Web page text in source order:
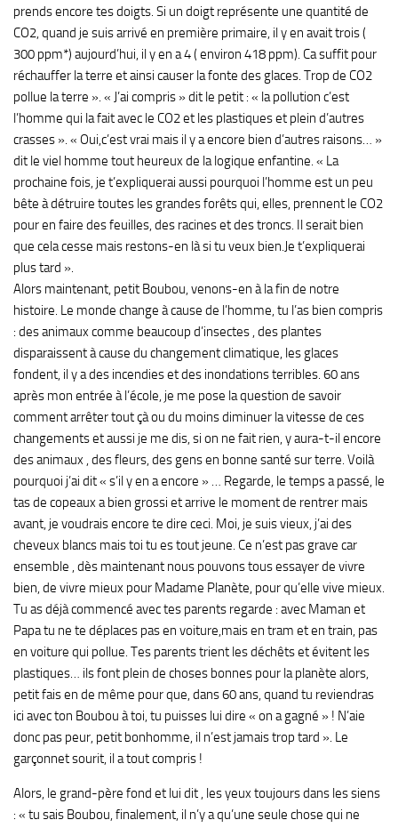
prends encore tes doigts. Si un doigt représente une quantité de
CO2, quand je suis arrivé en première primaire, il y en avait trois (
300 ppm*) aujourd’hui, il y en a 4 ( environ 418 ppm). Ca suffit pour
réchauffer la terre et ainsi causer la fonte des glaces. Trop de CO2
pollue la terre ». « J’ai compris » dit le petit : « la pollution c’est
l’homme qui la fait avec le CO2 et les plastiques et plein d’autres
crasses ». « Oui,c’est vrai mais il y a encore bien d’autres raisons… »
dit le viel homme tout heureux de la logique enfantine. « La
prochaine fois, je t’expliquerai aussi pourquoi l’homme est un peu
bête à détruire toutes les grandes forêts qui, elles, prennent le CO2
pour en faire des feuilles, des racines et des troncs. Il serait bien
que cela cesse mais restons-en là si tu veux bien.Je t’expliquerai
plus tard ».
Alors maintenant, petit Boubou, venons-en à la fin de notre
histoire. Le monde change à cause de l’homme, tu l’as bien compris
: des animaux comme beaucoup d’insectes , des plantes
disparaissent à cause du changement climatique, les glaces
fondent, il y a des incendies et des inondations terribles. 60 ans
après mon entrée à l’école, je me pose la question de savoir
comment arrêter tout çà ou du moins diminuer la vitesse de ces
changements et aussi je me dis, si on ne fait rien, y aura-t-il encore
des animaux , des fleurs, des gens en bonne santé sur terre. Voilà
pourquoi j’ai dit « s’il y en a encore » … Regarde, le temps a passé, le
tas de copeaux a bien grossi et arrive le moment de rentrer mais
avant, je voudrais encore te dire ceci. Moi, je suis vieux, j’ai des
cheveux blancs mais toi tu es tout jeune. Ce n’est pas grave car
ensemble , dès maintenant nous pouvons tous essayer de vivre
bien, de vivre mieux pour Madame Planète, pour qu’elle vive mieux.
Tu as déjà commencé avec tes parents regarde : avec Maman et
Papa tu ne te déplaces pas en voiture,mais en tram et en train, pas
en voiture qui pollue. Tes parents trient les déchêts et évitent les
plastiques… ils font plein de choses bonnes pour la planète alors,
petit fais en de même pour que, dans 60 ans, quand tu reviendras
ici avec ton Boubou à toi, tu puisses lui dire « on a gagné » ! N’aie
donc pas peur, petit bonhomme, il n’est jamais trop tard ». Le
garçonnet sourit, il a tout compris !
Alors, le grand-père fond et lui dit , les yeux toujours dans les siens
: « tu sais Boubou, finalement, il n’y a qu’une seule chose qui ne